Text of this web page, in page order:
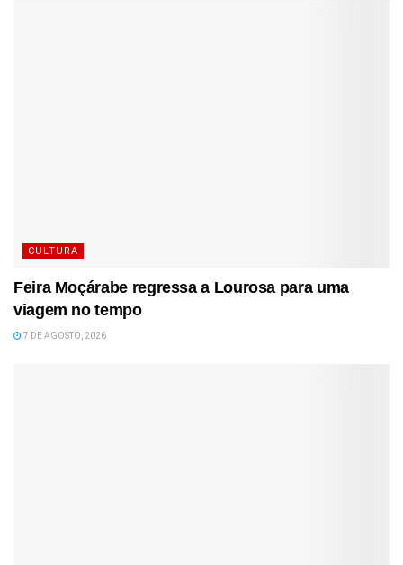
CULTURA
Feira Moçárabe regressa a Lourosa para uma
viagem no tempo
7 DE AGOSTO, 2026